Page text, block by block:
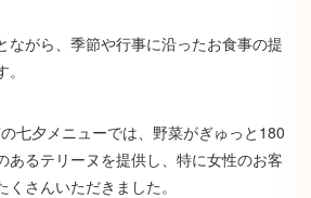
ながら、季節や行事に沿ったお食事の提
七夕メニューでは、野菜がぎゅっと180
あるテリーヌを提供し、特に女性のお客
さんいただきました。